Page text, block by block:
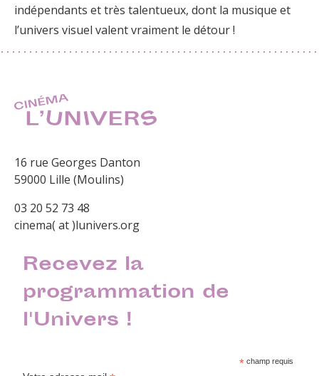
indépendants et très talentueux, dont la musique et
l’univers visuel valent vraiment le détour !
16 rue Georges Danton
59000 Lille (Moulins)
03 20 52 73 48
cinema( at )lunivers.org
Recevez la
programmation de
l'Univers !
* champ requis